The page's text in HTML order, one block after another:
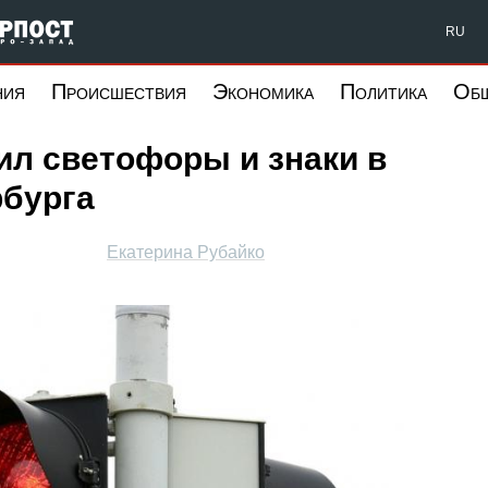
Форпост Северо-Запад RU
Происшествия Экономика Политика
светофоры и знаки в
Екатерина Рубайко